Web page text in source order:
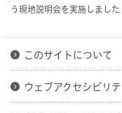
う現地説明会を実施しました
このサイトについて
ウェブアクセシビリ